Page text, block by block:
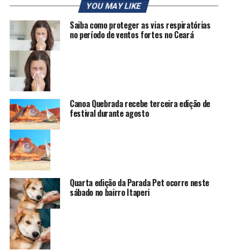
YOU MAY LIKE
Saiba como proteger as vias respiratórias
no período de ventos fortes no Ceará
Canoa Quebrada recebe terceira edição de
festival durante agosto
Quarta edição da Parada Pet ocorre neste
sábado no bairro Itaperi